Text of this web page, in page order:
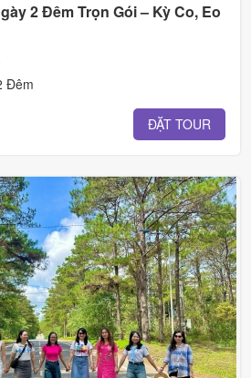
2 Đêm Trọn Gói – Kỳ Co, Eo
Đêm
ĐẶT TOUR